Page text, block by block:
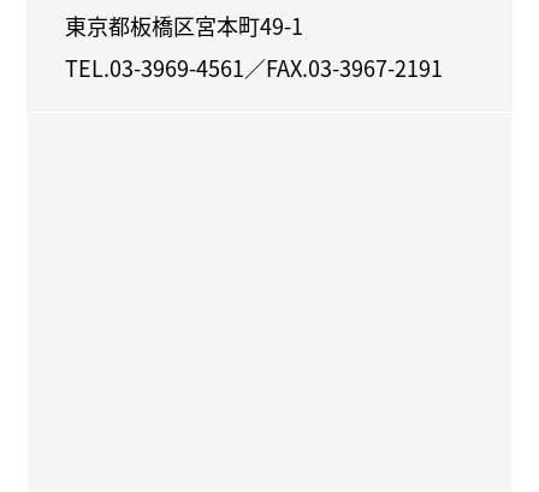
東京都板橋区宮本町49-1
TEL.03-3969-4561／FAX.03-3967-2191